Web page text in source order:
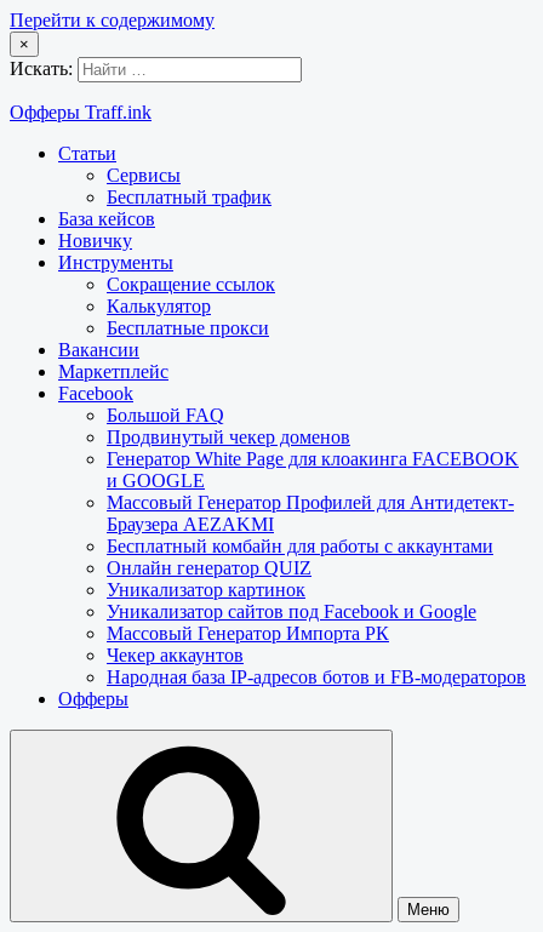
Перейти к содержимому
×
Искать:
Офферы Traff.ink
Статьи
Сервисы
Бесплатный трафик
База кейсов
Новичку
Инструменты
Сокращение ссылок
Калькулятор
Бесплатные прокси
Вакансии
Маркетплейс
Facebook
Большой FAQ
Продвинутый чекер доменов
Генератор White Page для клоакинга FACEBOOK
и GOOGLE
Массовый Генератор Профилей для Антидетект-
Браузера AEZAKMI
Бесплатный комбайн для работы с аккаунтами
Онлайн генератор QUIZ
Уникализатор картинок
Уникализатор сайтов под Facebook и Google
Массовый Генератор Импорта РК
Чекер аккаунтов
Народная база IP-адресов ботов и FB-модераторов
Офферы
Меню